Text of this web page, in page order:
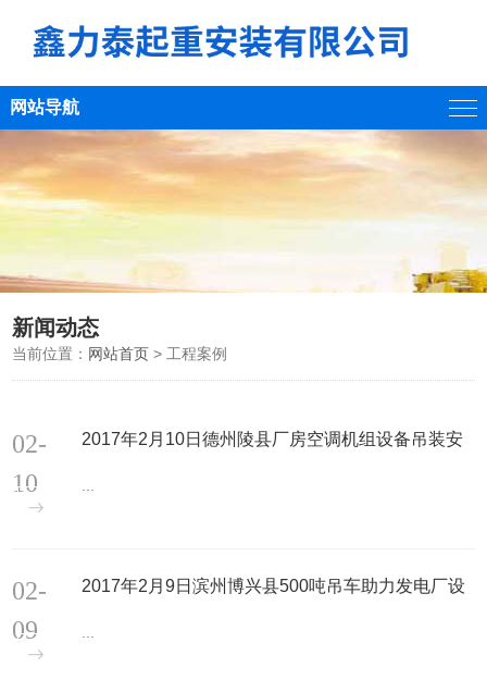
网站导航
新闻动态
当前位置： 网站首页 > 工程案例
2017年2月10日德州陵县厂房空调机组设备吊装安
...
02-
10
2017年2月9日滨州博兴县500吨吊车助力发电厂设
...
02-
09